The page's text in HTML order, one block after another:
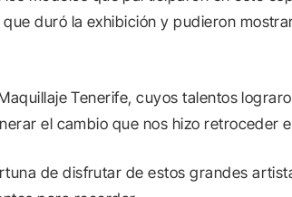
duró la exhibición y pudieron
Tenerife, cuyos talentos
el cambio que nos hizo retroceder
de disfrutar de estos grandes